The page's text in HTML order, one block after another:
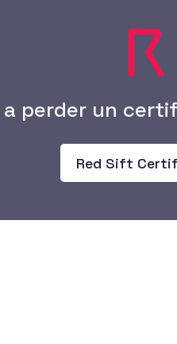
GCP, Azure),
despliegue y la
no
de todos los
anticipar
a perder un
Red Sift